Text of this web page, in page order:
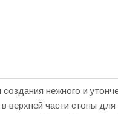
нежного и
верхней части стопы